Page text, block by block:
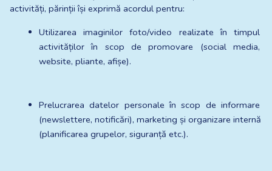
activități, părinții își exprimă acordul pentru:
Utilizarea imaginilor foto/video realizate în timpul
activităților în scop de promovare (social media,
website, pliante, afișe).
Prelucrarea datelor personale în scop de informare
(newslettere, notificări), marketing și organizare internă
(planificarea grupelor, siguranță etc.).